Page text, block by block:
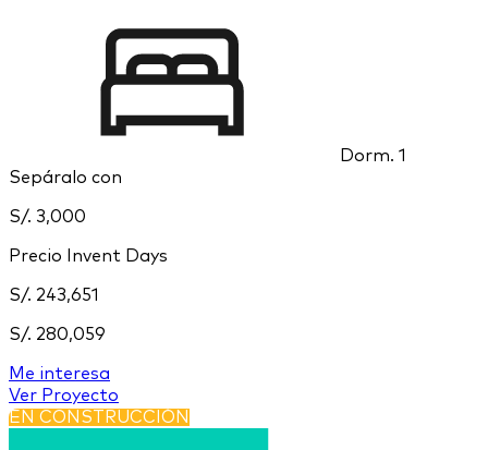
Dorm. 1
Sepáralo con
S/. 3,000
Precio Invent Days
S/. 243,651
S/. 280,059
Me interesa
Ver Proyecto
EN CONSTRUCCIÓN